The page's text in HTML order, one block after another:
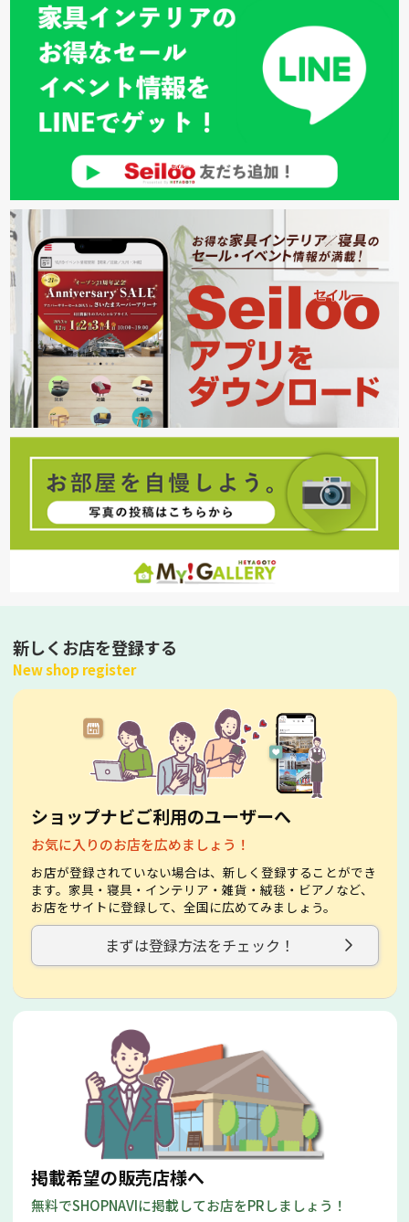
新しくお店を登録する
New shop register
ショップナビご利用のユーザーへ
お気に入りのお店を広めましょう！
お店が登録されていない場合は、新しく登録することができ
ます。家具・寝具・インテリア・雑貨・絨毯・ビアノなど、
お店をサイトに登録して、全国に広めてみましょう。
まずは登録方法をチェック！
掲載希望の販売店様へ
無料でSHOPNAVIに掲載してお店をPRしましょう！